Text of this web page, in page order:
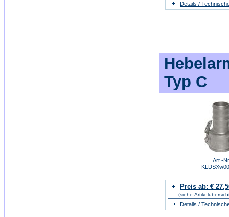
Details /
Typ C
Art.-
Preis ab: €
(siehe
Details /